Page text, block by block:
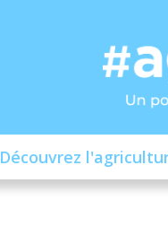
Découvrez